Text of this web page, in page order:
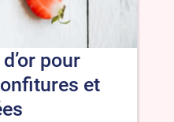
pour
et